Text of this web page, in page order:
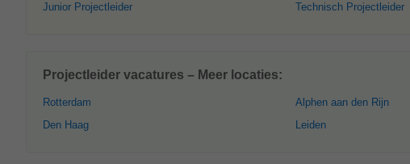
Junior Projectleider
Technisch Projectleider
Projectleider vacatures – Meer locaties:
Rotterdam
Den Haag
Alphen aan den Rijn
Leiden